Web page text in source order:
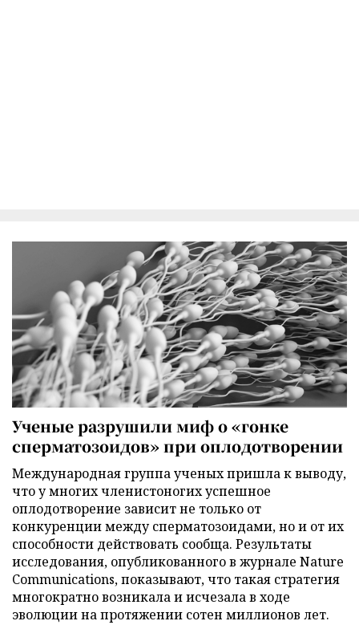
Ученые разрушили миф о «гонке
сперматозоидов» при оплодотворении
Международная группа ученых пришла к выводу,
что у многих членистоногих успешное
оплодотворение зависит не только от
конкуренции между сперматозоидами, но и от их
способности действовать сообща. Результаты
исследования, опубликованного в журнале Nature
Communications, показывают, что такая стратегия
многократно возникала и исчезала в ходе
эволюции на протяжении сотен миллионов лет.